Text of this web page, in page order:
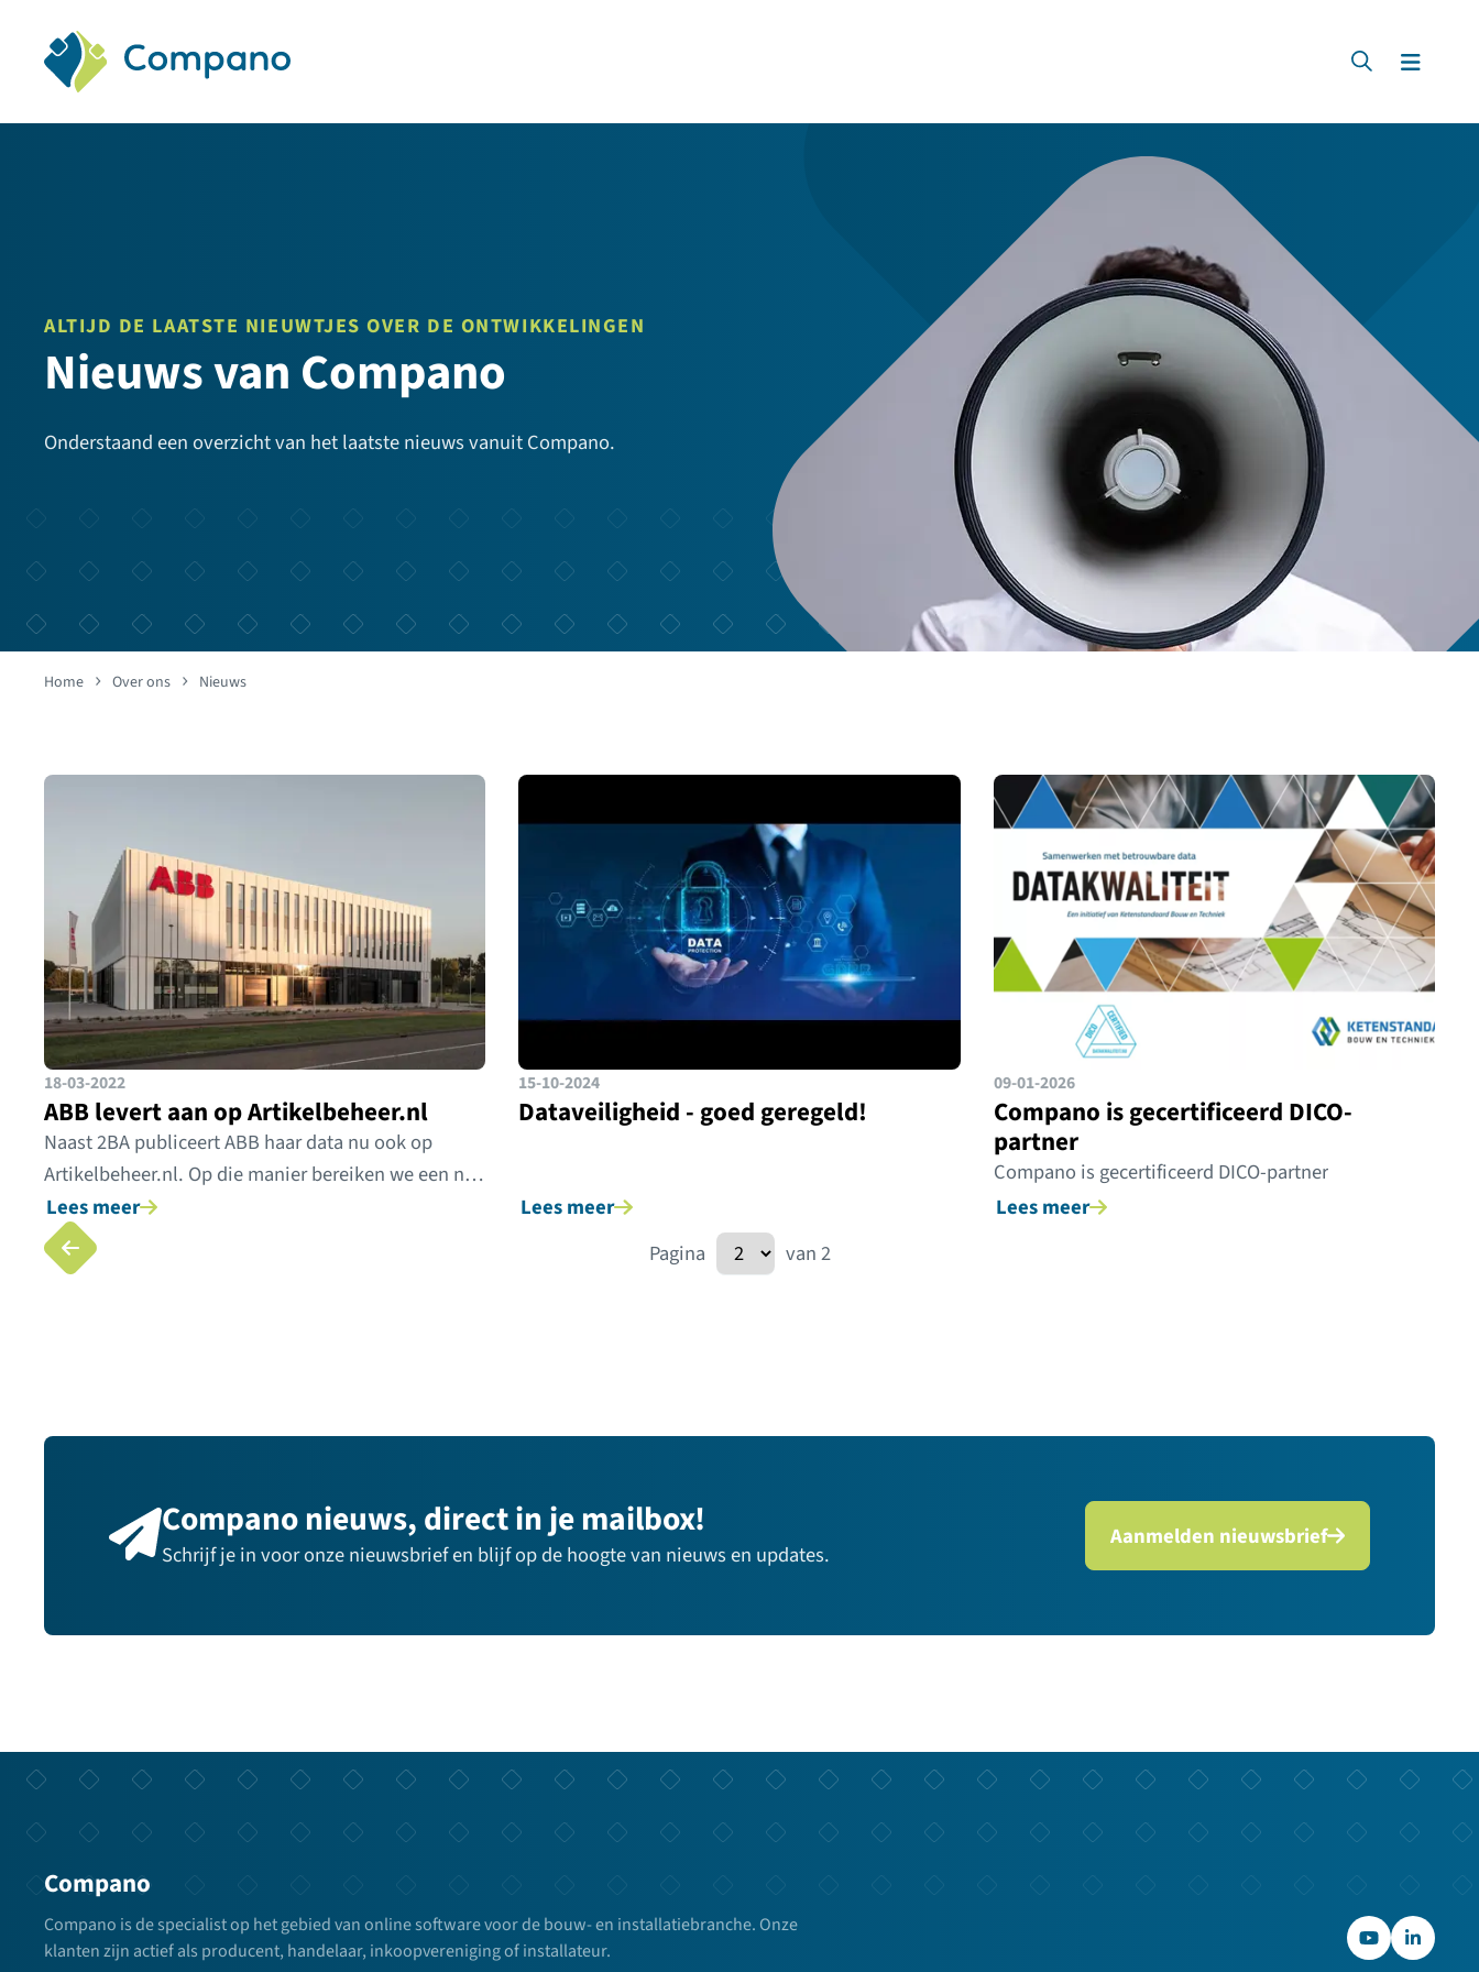
Compano Software
ZoekenMenu
ALTIJD DE LAATSTE NIEUWTJES OVER DE ONTWIKKELINGEN
Nieuws van Compano
Onderstaand een overzicht van het laatste nieuws vanuit Compano.
Home Over ons Nieuws
18-03-2022
ABB levert aan op Artikelbeheer.nl
Naast 2BA publiceert ABB haar data nu ook op
Artikelbeheer.nl. Op die manier bereiken we een nog
bredere doelgroep.
Lees meer
15-10-2024
Dataveiligheid - goed geregeld!
Lees meer
09-01-2026
Compano is gecertificeerd DICO-
partner
Compano is gecertificeerd DICO-partner
Lees meer
Vorige
Pagina van 2
Compano nieuws, direct in je mailbox!
Schrijf je in voor onze nieuwsbrief en blijf op de hoogte van nieuws en updates.
Aanmelden nieuwsbrief
Compano
Compano is de specialist op het gebied van online software voor de bouw- en installatiebranche. Onze
klanten zijn actief als producent, handelaar, inkoopvereniging of installateur.
YouTubeLinkedIn